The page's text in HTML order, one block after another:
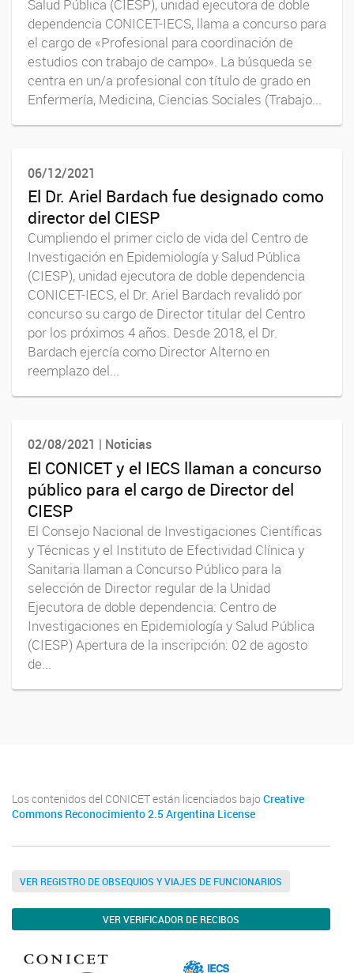
Salud Pública (CIESP), unidad ejecutora de doble
dependencia CONICET-IECS, llama a concurso para
el cargo de «Profesional para coordinación de
estudios con trabajo de campo». La búsqueda se
centra en un/a profesional con título de grado en
Enfermería, Medicina, Ciencias Sociales (Trabajo...
06/12/2021
El Dr. Ariel Bardach fue designado como
director del CIESP
Cumpliendo el primer ciclo de vida del Centro de
Investigación en Epidemiología y Salud Pública
(CIESP), unidad ejecutora de doble dependencia
CONICET-IECS, el Dr. Ariel Bardach revalidó por
concurso su cargo de Director titular del Centro
por los próximos 4 años. Desde 2018, el Dr.
Bardach ejercía como Director Alterno en
reemplazo del...
02/08/2021 | Noticias
El CONICET y el IECS llaman a concurso
público para el cargo de Director del
CIESP
El Consejo Nacional de Investigaciones Científicas
y Técnicas y el Instituto de Efectividad Clínica y
Sanitaria llaman a Concurso Público para la
selección de Director regular de la Unidad
Ejecutora de doble dependencia: Centro de
Investigaciones en Epidemiología y Salud Pública
(CIESP) Apertura de la inscripción: 02 de agosto
de...
Los contenidos del CONICET están licenciados bajo Creative
Commons Reconocimiento 2.5 Argentina License
VER REGISTRO DE OBSEQUIOS Y VIAJES DE FUNCIONARIOS
VER VERIFICADOR DE RECIBOS